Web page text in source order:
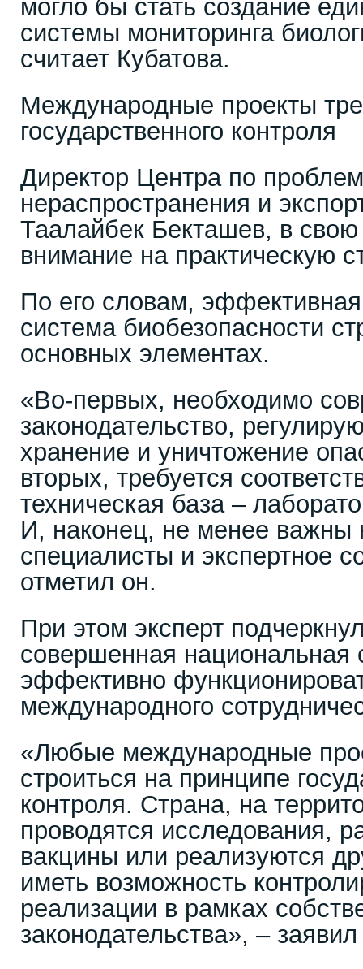
могло бы стать создание
системы мониторинга
считает Кубатова.
Международные проекты
государственного контроля
Директор Центра по
нераспространения и
Таалайбек Бекташев, в
внимание на практическую
По его словам,
система биобезопасности
основных элементах.
«Во-первых, необходимо
законодательство,
хранение и уничтожение
вторых, требуется
техническая база –
И, наконец, не менее важны
специалисты и экспертное
отметил он.
При этом эксперт
совершенная национальная
эффективно
международного
«Любые международные
строиться на принципе
контроля. Страна, на
проводятся исследования,
вакцины или реализуются
иметь возможность
реализации в рамках
законодательства», –